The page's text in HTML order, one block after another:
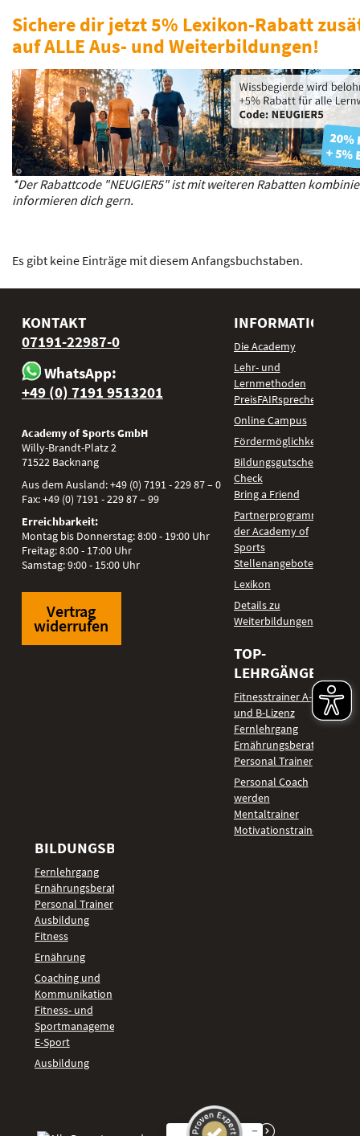
Sichere dir jetzt 5% Lexikon-Rabatt
auf ALLE Aus- und Weiterbildungen!
*Der Rabattcode "NEUGIER5" ist mit weiteren Rabatten
informieren dich gern.
Es gibt keine Einträge mit diesem Anfangsbuchstaben.
KONTAKT
07191-22987-0
WhatsApp:
+49 (0) 7191 9513201
Academy of Sports GmbH
Willy-Brandt-Platz 2
71522 Backnang
Aus dem Ausland:+49 (0) 7191 - 229 87 – 0
Fax:+49 (0) 7191 - 229 87 – 99
Erreichbarkeit:
Montag bis Donnerstag: 8:00 - 19:00 Uhr
Freitag: 8:00 - 17:00 Uhr
Samstag: 9:00 - 15:00 Uhr
Vertrag
widerrufen
INFORMATIONEN
Die Academy
Lehr- und
Lernmethoden
PreisFAIRsprechen
Online Campus
Fördermöglichkeiten
Bildungsgutschein
Check
Bring a Friend
Partnerprogramm
der Academy of
Sports
Stellenangebote
Lexikon
Details zu
Weiterbildungen
TOP-
LEHRGÄNGE
Fitnesstrainer A-
und B-Lizenz
Fernlehrgang
Ernährungsberater
Personal Trainer
Personal Coach
werden
Mentaltrainer
Motivationstrainer
BILDUNGSBEREICHE
Fernlehrgang
Ernährungsberater
Personal Trainer
Ausbildung
Fitness
Ernährung
Coaching und
Kommunikation
Fitness- und
Sportmanagement
E-Sport
Ausbildung